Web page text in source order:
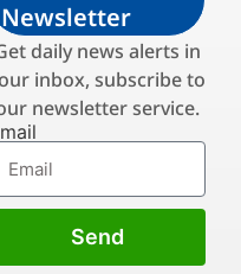
Newsletter
daily news alerts in
inbox, subscribe to
newsletter service.
Send